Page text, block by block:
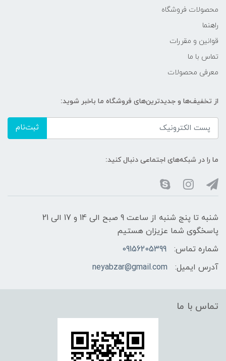
محصولات فروشگاه
راهنما
قوانین و مقررات
تماس با ما
معرفی محصولات
از تخفیف‌ها و جدیدترین‌های فروشگاه ما باخبر شوید:
ثبت‌نام
ما را در شبکه‌های اجتماعی دنبال کنید:
شنبه تا پنج شنبه از ساعت 9 صبح الی 14 و 17 الی 21
پاسخگوی شما عزیزان هستیم
شماره تماس:
09156205399
آدرس ایمیل:
neyabzar@gmail.com
تماس با ما